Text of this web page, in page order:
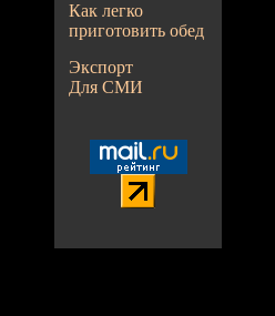
Как легко
приготовить обед
Экспорт
Для СМИ